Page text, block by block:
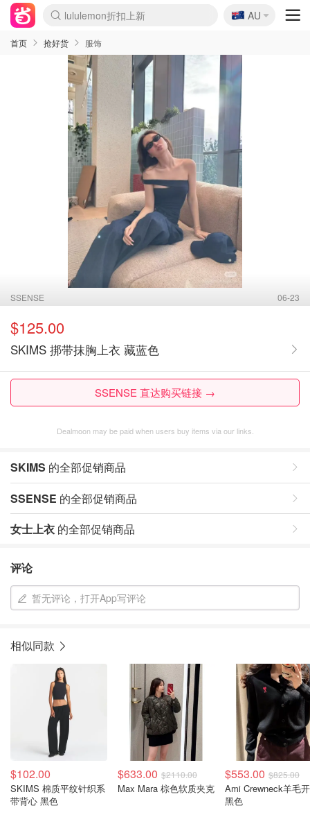
lululemon折扣上新
Sasa美妆护肤3.5折
SSENSE年中2.5折
FreshBeauty好价汇总
Cettire降价+叠9折
WWS Coles超市实拍
viagogo二手票捡漏
Myer超级周末
The Outnet奢牌1折起
David Jones 3折起
Flannels大牌1折
Perfumes Club护肤1折
AMIRO面罩$251
Amazon折扣汇总
eToro入金$200送$50
Amazon数码好物
ICONIC本周7.5折
ThedoubleF高奢地板价
Moose Knuckles 6折
丝芙兰5折起
EUFY摄像头$98
Selenichast首饰2折
Trip机票酒店促销
YSL送5件彩妆礼
Amazon家居好物
Amazon美妆护肤
雅漾大喷$8
过敏原检测盒$33
伊索独家赠50ml沐浴露
科颜氏高保湿面霜$29
SEALIFE海洋馆门票6折
丝塔芙大白罐$16
订阅Newsletter送香薰
Cult Beauty 6.8折
Harrods圣诞日历$525
LN-CC奢牌私促3折
d'Alba空姐喷雾$16
EVE LOM套装£56
Bernardelli独家4折
Adore Beauty 6折起
CT圣诞日历
Mytheresa奢品2.7折
Luxury Escapes 9折
Currentbody美容仪$881
MOON Garden Live
Roborock扫地机$649
Tingo Life水杯$24
Valentino官网5折
CR洗护套装$23
修丽可4件套$159
Myer彩妆2件7折
GANNI官网4.5折
Stylevana韩妆4折
Tessabit高奢8.5折
OGX洗发水$11
Amazon阿德莱德次日达
卡诗8.5折+赠礼
Philips Hue灯具8折
🇦🇺
AU
首页 抢好货 服饰
SSENSE 06-23
$125.00
SKIMS 挷带抹胸上衣 藏蓝色
SSENSE 直达购买链接 →
Dealmoon may be paid when users buy items via our links.
SKIMS 的全部促销商品
SSENSE 的全部促销商品
女士上衣 的全部促销商品
评论
暂无评论，打开App写评论
相似同款
$102.00
SKIMS 棉质平纹针织系
带背心 黑色
$633.00 $2110.00
Max Mara 棕色软质夹克
$553.00 $825.00
Ami Crewneck羊毛
黑色